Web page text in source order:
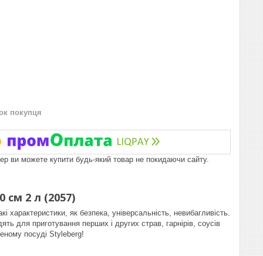
покупця
ви можете купити будь-який товар не покидаючи сайту.
см 2 л (2057)
характеристики, як безпека, універсальність, невибагливість.
для приготування перших і других страв, гарнірів, соусів
посуді Styleberg!